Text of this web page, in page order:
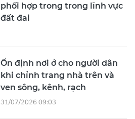
phối hợp trong trong lĩnh vực
đất đai
Ổn định nơi ở cho người dân
khi chỉnh trang nhà trên và
ven sông, kênh, rạch
31/07/2026 09:03